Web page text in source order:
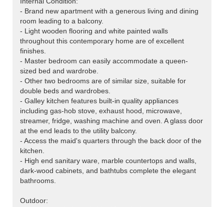
- Brand new apartment with a generous living and dining
room leading to a balcony.
- Light wooden flooring and white painted walls
throughout this contemporary home are of excellent
finishes.
- Master bedroom can easily accommodate a queen-
sized bed and wardrobe.
- Other two bedrooms are of similar size, suitable for
double beds and wardrobes.
- Galley kitchen features built-in quality appliances
including gas-hob stove, exhaust hood, microwave,
streamer, fridge, washing machine and oven. A glass door
at the end leads to the utility balcony.
- Access the maid's quarters through the back door of the
kitchen.
- High end sanitary ware, marble countertops and walls,
dark-wood cabinets, and bathtubs complete the elegant
bathrooms.
Outdoor: